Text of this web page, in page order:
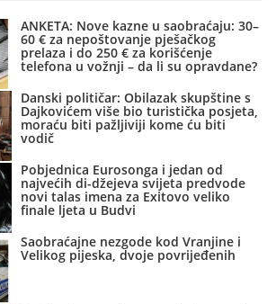
ANKETA: Nove kazne u saobraćaju: 30–
60 € za nepoštovanje pješačkog
prelaza i do 250 € za korišćenje
telefona u vožnji – da li su opravdane?
Danski političar: Obilazak skupštine s
Dajkovićem više bio turistička posjeta,
moraću biti pažljiviji kome ću biti
vodič
Pobjednica Eurosonga i jedan od
najvećih di-džejeva svijeta predvode
novi talas imena za Exitovo veliko
finale ljeta u Budvi
Saobraćajne nezgode kod Vranjine i
Velikog pijeska, dvoje povrijeđenih